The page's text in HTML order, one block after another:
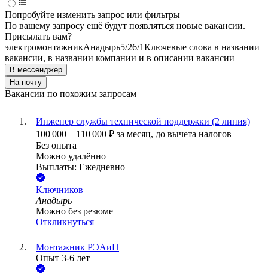
Попробуйте изменить запрос или фильтры
По вашему запросу ещё будут появляться новые вакансии.
Присылать вам?
электромонтажникАнадырь5/26/1Ключевые слова в названии
вакансии, в названии компании и в описании вакансии
В мессенджер
На почту
Вакансии по похожим запросам
Инженер службы технической поддержки (2 линия)
100 000 – 110 000 ₽ за месяц, до вычета налогов
Без опыта
Можно удалённо
Выплаты: Ежедневно
Ключников
Анадырь
Можно без резюме
Откликнуться
Монтажник РЭАиП
Опыт 3-6 лет